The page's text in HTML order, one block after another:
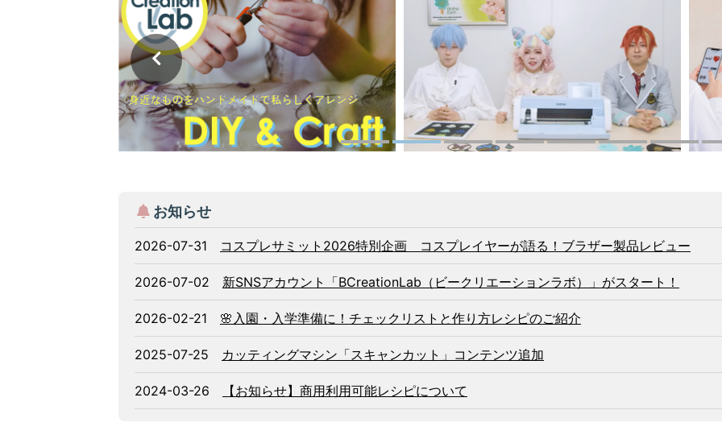
1 2 3 4 5 6 7
お知らせ
2026-07-31 コスプレサミット2026特別企画 コスプレイヤーが語る！ブラザー製品レビュー
2026-07-02 新SNSアカウント「BCreationLab（ビークリエーションラボ）」がスタート！
2026-02-21 🌸入園・入学準備に！チェックリストと作り方レシピのご紹介
2025-07-25 カッティングマシン「スキャンカット」コンテンツ追加
2024-03-26 【お知らせ】商用利用可能レシピについて